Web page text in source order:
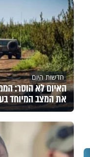
חדשות היום
האיום לא הוסר:
את המצב המיוחד